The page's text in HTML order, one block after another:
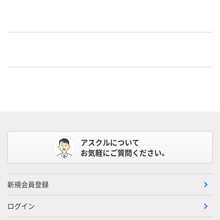
アスクルについて
お気軽にご質問ください。
新規会員登録
ログイン